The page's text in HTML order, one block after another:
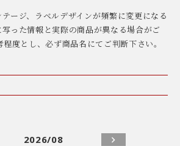
ージ、ラベルデザインが頻繁に変更になる
った情報と実際の商品が異なる場合がご
度とし、必ず商品名にてご判断下さい。
2026/08